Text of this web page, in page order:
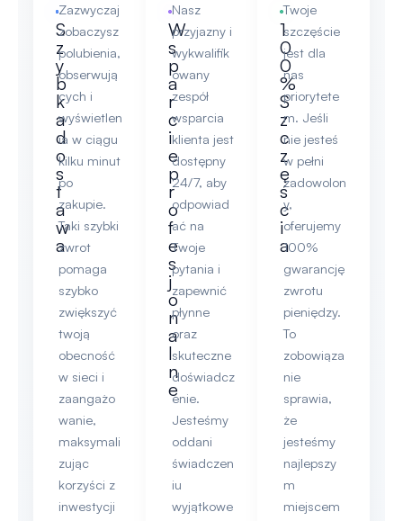
S
z
y
b
k
a
d
o
s
t
a
w
a
Zazwyczaj
zobaczysz
polubienia,
obserwują
cych i
wyświetlen
ia w ciągu
kilku minut
po
zakupie.
Taki szybki
zwrot
pomaga
szybko
zwiększyć
twoją
obecność
w sieci i
zaangażo
wanie,
maksymali
zując
korzyści z
inwestycji
W
s
p
a
r
c
i
e
p
r
o
f
e
s
j
o
n
a
l
n
e
Nasz
przyjazny i
wykwalifik
owany
zespół
wsparcia
klienta jest
dostępny
24/7, aby
odpowiad
ać na
Twoje
pytania i
zapewnić
płynne
oraz
skuteczne
doświadcz
enie.
Jesteśmy
oddani
świadczen
iu
wyjątkowe
1
0
0
%
S
z
c
z
ę
ś
c
i
a
Twoje
szczęście
jest dla
nas
priorytete
m. Jeśli
nie jesteś
w pełni
zadowolon
y,
oferujemy
100%
gwarancję
zwrotu
pieniędzy.
To
zobowiąza
nie
sprawia,
że
jesteśmy
najlepszy
m
miejscem